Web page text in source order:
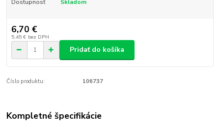
Dostupnosť Skladom
6,70 €
5,45 € bez DPH
Pridať do košíka
Číslo produktu: 106737
Kompletné špecifikácie